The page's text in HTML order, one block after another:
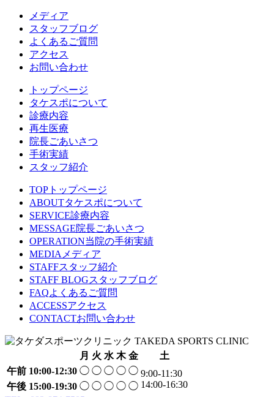
メディア
スタッフブログ
よくあるご質問
アクセス
お問い合わせ
トップページ
タケスポについて
診療内容
再生医療
院長ごあいさつ
手術実績
スタッフ紹介
TOP トップページ
ABOUTタケスポについて
SERVICE診療内容
MESSAGE院長ごあいさつ
OPERATION当院の手術実績
MEDIA メディア
STAFFスタッフ紹介
STAFF BLOGスタッフブログ
FAQよくあるご質問
ACCESSアクセス
CONTACTお問い合わせ
月 火 水 木 金
土
午前 10:00-12:30 ◯ ◯ ◯ ◯ ◯ 9:00-11:30
14:00-16:30
午後 15:00-19:30 ◯ ◯ ◯ ◯ ◯